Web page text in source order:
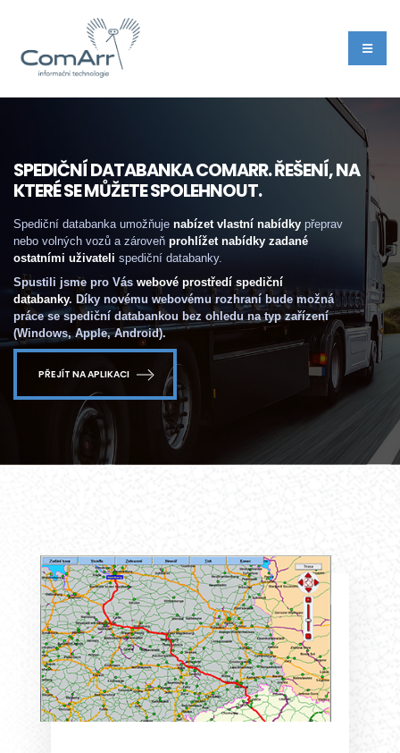
SPEDIČNÍ DATABANKA COMARR. ŘEŠENÍ, NA
KTERÉ SE MŮŽETE SPOLEHNOUT.
Spediční databanka umožňuje nabízet vlastní nabídky přeprav
nebo volných vozů a zároveň prohlížet nabídky zadané
ostatními uživateli spediční databanky.
Spustili jsme pro Vás webové prostředí spediční
databanky. Díky novému webovému rozhraní bude možná
práce se spediční databankou bez ohledu na typ zařízení
(Windows, Apple, Android).
PŘEJÍT NA APLIKACI